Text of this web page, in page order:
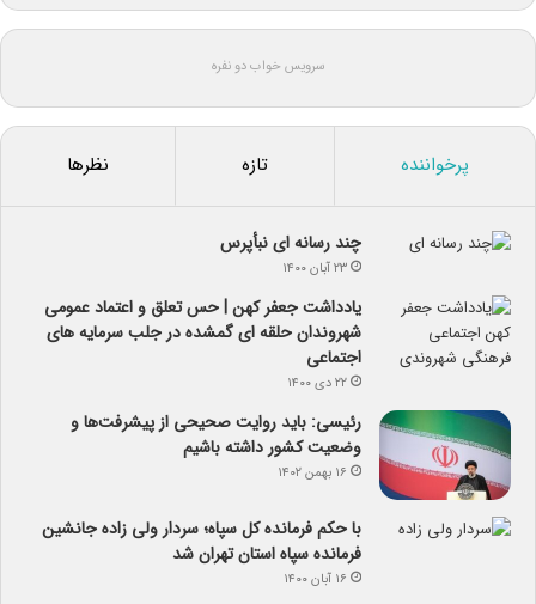
سرویس خواب دو نفره
پرخواننده تازه نظرها
چند رسانه ای نبأپرس
۲۳ آبان ۱۴۰۰
یادداشت جعفر کهن | حس تعلق و اعتماد عمومی
شهروندان حلقه ای گمشده در جلب سرمایه های
اجتماعی
۲۲ دی ۱۴۰۰
رئیسی: باید روایت صحیحی از پیشرفت‌ها و
وضعیت کشور داشته باشیم
۱۶ بهمن ۱۴۰۲
با حکم فرمانده کل سپاه؛ سردار ولی زاده جانشین
فرمانده سپاه استان تهران شد
۱۶ آبان ۱۴۰۰